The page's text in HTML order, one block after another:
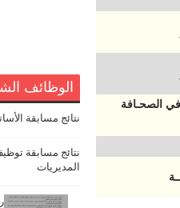
في الصحـافة
الوظائف
نتائج مسابقة الأساتذة 2015- جميع
المديريات